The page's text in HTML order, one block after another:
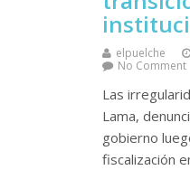
elpuelche
No Comment
Las
Lama,
gobierno
fiscalización